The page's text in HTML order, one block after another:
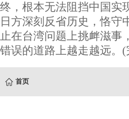
终，根本无法阻挡中国实
日方深刻反省历史，恪守
止在台湾问题上挑衅滋事
错误的道路上越走越远。(
首页